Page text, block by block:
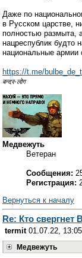
Даже по
в Русском царстве,
полностью размыта,
нацреспублик будто
национальные армии
https://t.me/
बन्दर-लोग
Медвежуть
Ветеран
Сообщения:
Регистрация:
Вернуться к началу
Re: Кто свергнет
termit01.07.22, 13:05
Медвежуть